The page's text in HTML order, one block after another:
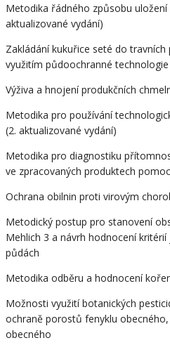
Metodika řádného způsobu
aktualizované vydání)
Zakládání kukuřice seté do
využitím půdoochranné
Výživa a hnojení produkčních
Metodika pro používání
(2. aktualizované vydání)
Metodika pro diagnostiku
ve zpracovaných produktech
Ochrana obilnin proti virovým
Metodický postup pro stanovení
Mehlich 3 a návrh hodnocení
půdách
Metodika odběru a hodnocení
Možnosti využití botanických
ochraně porostů fenyklu
obecného